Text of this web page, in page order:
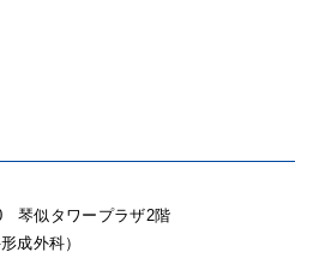
琴似タワープラザ2階
成外科）